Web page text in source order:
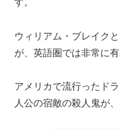
ウィリアム・ブレイク
が、英語圏では非常に有
アメリカで流行ったド
人公の宿敵の殺人鬼が